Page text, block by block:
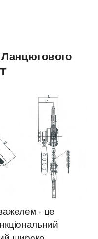
Ланцюгового
- це